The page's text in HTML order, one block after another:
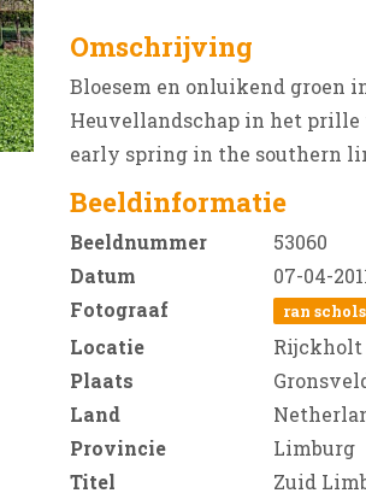
Omschrijving
Bloesem en onluikend groen
Heuvellandschap in het prille
early spring in the southern
Beeldinformatie
Beeldnummer
53060
Datum
07-04-
Fotograaf
ran schols
Locatie
Rijckholt
Plaats
Land
Provincie
Limburg
Titel
Zuid